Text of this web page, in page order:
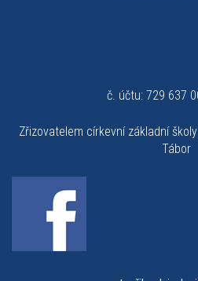
č. účtu: 729 637
Zřizovatelem církevní základní
Tábor